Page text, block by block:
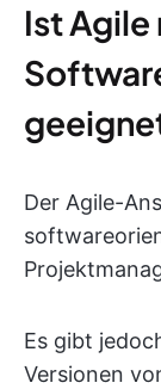
Ist Agile
Der Agile-
Es gibt
Versionen